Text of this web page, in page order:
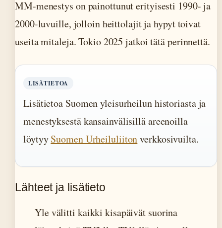
MM-menestys on painottunut erityisesti 1990- ja
2000-luvuille, jolloin heittolajit ja hypyt toivat
useita mitaleja. Tokio 2025 jatkoi tätä perinnettä.
LISÄTIETOA
Lisätietoa Suomen yleisurheilun historiasta ja
menestyksestä kansainvälisillä areenoilla
löytyySuomen Urheiluliitonverkkosivuilta.
Lähteet ja lisätieto
Yle välitti kaikki kisapäivät suorina